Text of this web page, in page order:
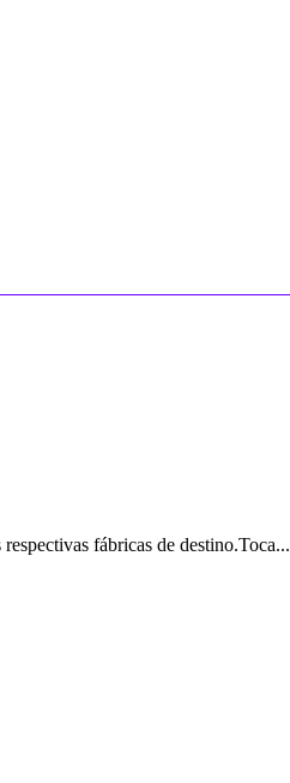
fábricas de destino.Toca...